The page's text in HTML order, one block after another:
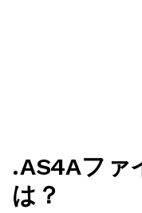
.AS4Aファ
は？